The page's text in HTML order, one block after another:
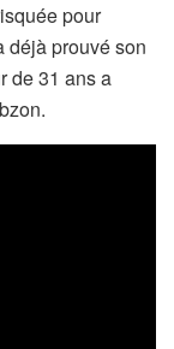
pour
déjà prouvé son
de 31 ans a